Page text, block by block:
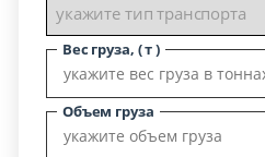
Вес груза, ( т )
Объем груза